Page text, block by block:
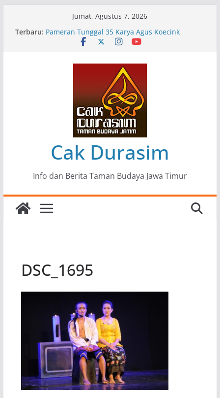
Jumat, Agustus 7, 2026
Terbaru:
Menjaga Marwah Seni dan Budaya: Catatan
Kunjungan Kerja Ir. Bambang Haryo Soekartono
(BHS) Anggota DPR RI ke Taman Budaya Jawa
Pameran Tunggal 35 Karya Agus Koecink
“Tumbang Tambang”, Ungkapan Kritis Tentang
Derita Pekerja Pertambangan
Pameran Lukisan Komunitas Patria Seni Rupa
Kota Blitar : Ketika “Bergerak” Menjadi Mantra
Perlawanan
Mengupas Sunyi dan Luka di Balik “Samaleak”
Cak Durasim
Info dan Berita Taman Budaya Jawa Timur
DSC_1695